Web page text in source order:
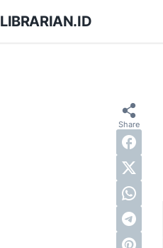
LIBRARIAN.ID